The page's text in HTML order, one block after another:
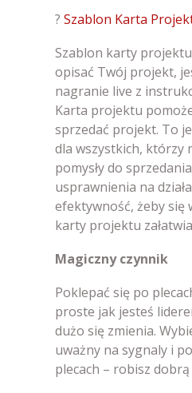
? Szablon Karta
Szablon karty projektu
opisać Twój projekt,
nagranie live z
Karta projektu
sprzedać projekt. To
dla wszystkich, którzy
pomysły do
usprawnienia na
efektywność, żeby się
karty projektu
Magiczny czynnik
Poklepać się po
proste jak jesteś
dużo się zmienia.
uważny na sygnaly i
plecach – robisz